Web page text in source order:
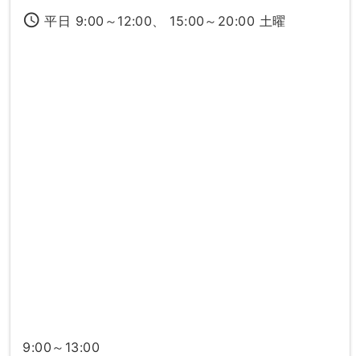
access_time 平日 9:00～12:00、 15:00～20:00 土曜
9:00～13:00